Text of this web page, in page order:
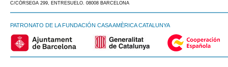
C/CÒRSEGA 299, ENTRESUELO. 08008 BARCELONA
PATRONATO DE LA FUNDACIÓN CASA AMÈRICA CATALUNYA